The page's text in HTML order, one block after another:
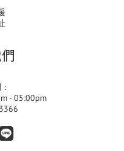
- 05:00pm